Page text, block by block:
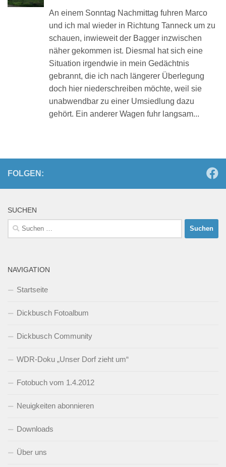
An einem Sonntag Nachmittag fuhren Marco
und ich mal wieder in Richtung Tanneck um zu
schauen, inwieweit der Bagger inzwischen
näher gekommen ist. Diesmal hat sich eine
Situation irgendwie in mein Gedächtnis
gebrannt, die ich nach längerer Überlegung
doch hier niederschreiben möchte, weil sie
unabwendbar zu einer Umsiedlung dazu
gehört. Ein anderer Wagen fuhr langsam...
FOLGEN:
SUCHEN
Suchen
nach:
NAVIGATION
Startseite
Dickbusch Fotoalbum
Dickbusch Community
WDR-Doku „Unser Dorf zieht um“
Fotobuch vom 1.4.2012
Neuigkeiten abonnieren
Downloads
Über uns